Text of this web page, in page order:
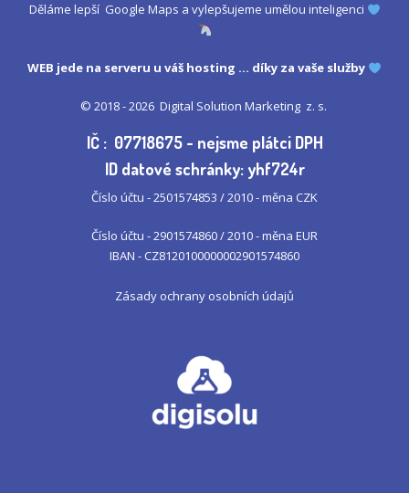
Děláme lepší Google Maps a vylepšujeme umělou inteligenci
WEB jede na serveru uváš hosting ... díky za vaše služby
© 2018 - 2026 Digital Solution Marketing z. s.
IČ : 07718675 - nejsme plátci DPH
ID datové schránky: yhf724r
Číslo účtu - 2501574853 / 2010 - měna CZK
Číslo účtu - 2901574860 / 2010 - měna EUR
IBAN - CZ8120100000002901574860
Zásady ochrany osobních údajů